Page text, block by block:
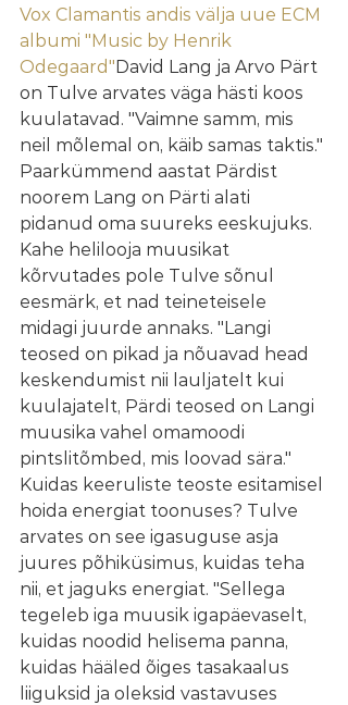
Vox Clamantis andis välja uue ECM
albumi "Music by Henrik
Odegaard"David Lang ja Arvo Pärt
on Tulve arvates väga hästi koos
kuulatavad. "Vaimne samm, mis
neil mõlemal on, käib samas taktis."
Paarkümmend aastat Pärdist
noorem Lang on Pärti alati
pidanud oma suureks eeskujuks.
Kahe helilooja muusikat
kõrvutades pole Tulve sõnul
eesmärk, et nad teineteisele
midagi juurde annaks. "Langi
teosed on pikad ja nõuavad head
keskendumist nii lauljatelt kui
kuulajatelt, Pärdi teosed on Langi
muusika vahel omamoodi
pintslitõmbed, mis loovad sära."
Kuidas keeruliste teoste esitamisel
hoida energiat toonuses? Tulve
arvates on see igasuguse asja
juures põhiküsimus, kuidas teha
nii, et jaguks energiat. "Sellega
tegeleb iga muusik igapäevaselt,
kuidas noodid helisema panna,
kuidas hääled õiges tasakaalus
liiguksid ja oleksid vastavuses